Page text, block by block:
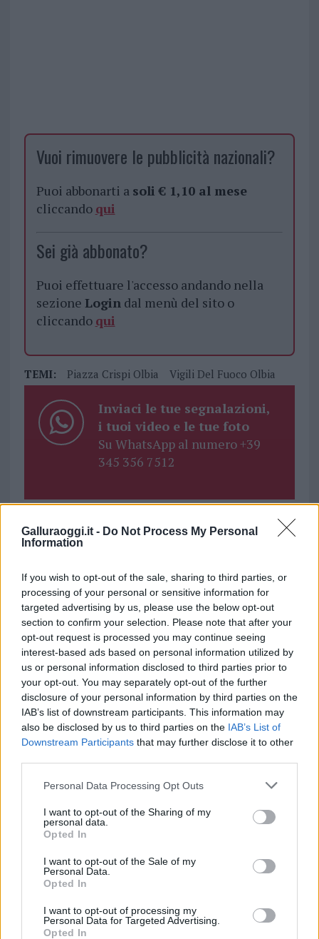
Galluraoggi.it - Do Not Process My Personal
Information
If you wish to opt-out of the sale, sharing to third parties, or
processing of your personal or sensitive information for
targeted advertising by us, please use the below opt-out
section to confirm your selection. Please note that after your
opt-out request is processed you may continue seeing
interest-based ads based on personal information utilized by
us or personal information disclosed to third parties prior to
your opt-out. You may separately opt-out of the further
disclosure of your personal information by third parties on the
IAB’s list of downstream participants. This information may
also be disclosed by us to third parties on the IAB’s List of
Downstream Participants that may further disclose it to other
Please note that this website/app uses one or more Google
not limited to your visit or usage behaviour. You may click to
grant or deny consent to Google and its third-party tags to
use your data for below specified purposes in below Google
consent section.
Personal Data Processing Opt Outs
I want to opt-out of the Sharing of my
personal data.
Opted In
I want to opt-out of the Sale of my
Personal Data.
Opted In
I want to opt-out of processing my
Personal Data for Targeted Advertising.
Opted In
Vuoi rimuovere le pubblicità nazionali?
Puoi abbonarti a soli € 1,10 al mese
cliccando qui
Sei già abbonato?
Puoi effettuare l'accesso andando nella
sezione Logindal menù del sito o
cliccando qui
TEMI: Piazza Crispi Olbia Vigili Del Fuoco Olbia
Inviaci le tue segnalazioni,
i tuoi video e le tue foto
Su WhatsApp al numero +39
345 356 7512
Notizie in tempo reale?
Ricevi le nostre ultime news
daGoogle News
Condividi l'articolo
F
ce
b
o
o
k
T
it
te
r
Pi
te
st
W
at
A
p
S
h
a